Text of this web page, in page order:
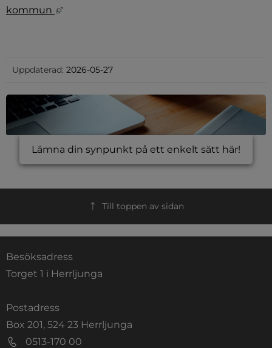
kommun
Länk till annan webbplats, öppnas i nytt
Uppdaterad: 2026-05-27
Lämna din synpunkt på ett enkelt sätt här!
Till toppen av sidan
Besöksadress
Torget 1 i Herrljunga
Postadress
Box 201, 524 23 Herrljunga
0513-170 00